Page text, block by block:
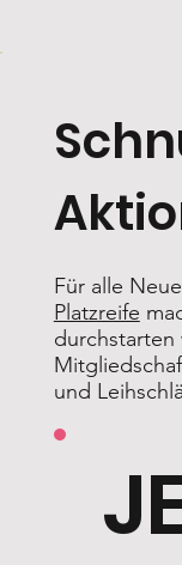
Für alle
Platzreife
durchstarten
und